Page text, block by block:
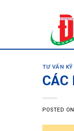
TƯ VẤN
CÁC
POSTED ON